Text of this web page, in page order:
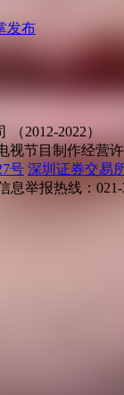
发布
2012-2022）
视节目制作经营
号 深圳证券交易
息举报热线：021-